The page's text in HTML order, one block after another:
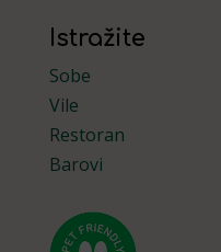
Istražite
Sobe
Vile
Restoran
Barovi